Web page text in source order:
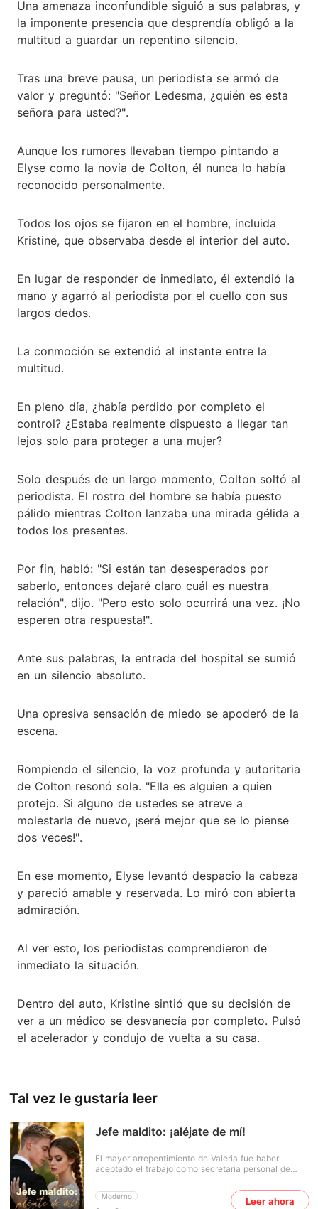
Una amenaza inconfundible siguió a sus palabras, y
la imponente presencia que desprendía obligó a la
multitud a guardar un repentino silencio.
Tras una breve pausa, un periodista se armó de
valor y preguntó: "Señor Ledesma, ¿quién es esta
señora para usted?".
Aunque los rumores llevaban tiempo pintando a
Elyse como la novia de Colton, él nunca lo había
reconocido personalmente.
Todos los ojos se fijaron en el hombre, incluida
Kristine, que observaba desde el interior del auto.
En lugar de responder de inmediato, él extendió la
mano y agarró al periodista por el cuello con sus
largos dedos.
La conmoción se extendió al instante entre la
multitud.
En pleno día, ¿había perdido por completo el
control? ¿Estaba realmente dispuesto a llegar tan
lejos solo para proteger a una mujer?
Solo después de un largo momento, Colton soltó al
periodista. El rostro del hombre se había puesto
pálido mientras Colton lanzaba una mirada gélida a
todos los presentes.
Por fin, habló: "Si están tan desesperados por
saberlo, entonces dejaré claro cuál es nuestra
relación", dijo. "Pero esto solo ocurrirá una vez. ¡No
esperen otra respuesta!".
Ante sus palabras, la entrada del hospital se sumió
en un silencio absoluto.
Una opresiva sensación de miedo se apoderó de la
escena.
Rompiendo el silencio, la voz profunda y autoritaria
de Colton resonó sola. "Ella es alguien a quien
protejo. Si alguno de ustedes se atreve a
molestarla de nuevo, ¡será mejor que se lo piense
dos veces!".
En ese momento, Elyse levantó despacio la cabeza
y pareció amable y reservada. Lo miró con abierta
admiración.
Al ver esto, los periodistas comprendieron de
inmediato la situación.
Dentro del auto, Kristine sintió que su decisión de
ver a un médico se desvanecía por completo. Pulsó
el acelerador y condujo de vuelta a su casa.
Tal vez le gustaría leer
Jefe maldito: ¡aléjate de mí!
Moderno
El mayor arrepentimiento de Valeria fue haber
aceptado el trabajo como secretaria personal de
para él. Después de todo lo que había hecho por él
en los últimos cinco años, se cansó de ella y la echó
Leer ahora